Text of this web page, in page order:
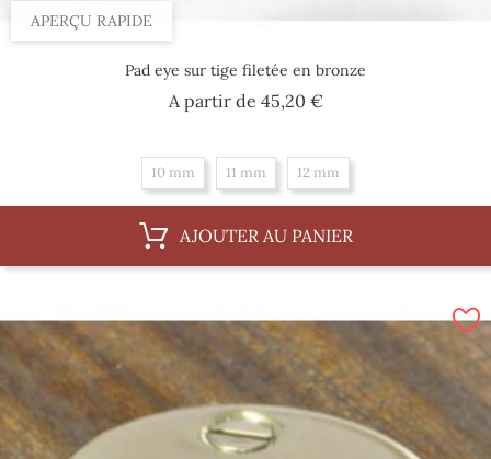
APERÇU RAPIDE
Pad eye sur tige filetée en bronze
A partir de 45,20 €Prix
10 mm 11 mm 12 mm
AJOUTER AU PANIER